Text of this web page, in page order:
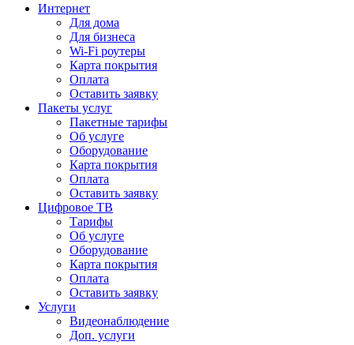
Интернет
Для дома
Для бизнеса
Wi-Fi роутеры
Карта покрытия
Оплата
Оставить заявку
Пакеты услуг
Пакетные тарифы
Об услуге
Оборудование
Карта покрытия
Оплата
Оставить заявку
Цифровое ТВ
Тарифы
Об услуге
Оборудование
Карта покрытия
Оплата
Оставить заявку
Услуги
Видеонаблюдение
Доп. услуги